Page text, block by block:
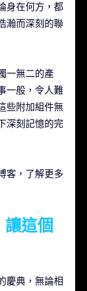
身在何方，都
瀚而深刻的聯
一無二的產
一般，令人難
些附加組件無
深刻記憶的完
客，了解更多
這個
慶典，無論相